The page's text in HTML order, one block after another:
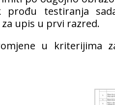
testiranja
upis u prvi razred.
u kriterijima